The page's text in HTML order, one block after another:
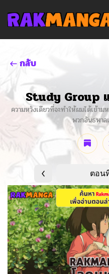
กลับ
Study Group
ความหวังเดียวที่จะทำให้ผมได้เข้า
พวกอันธพาล
ตอน